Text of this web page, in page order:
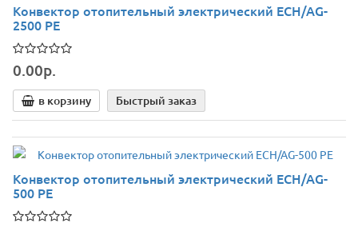
Конвектор отопительный электрический ECH/AG-
2500 PE
0.00р.
в корзину Быстрый заказ
Конвектор отопительный электрический ECH/AG-
500 PE